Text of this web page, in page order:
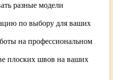
разные модели
по выбору для ваших
на профессиональном
плоских швов на ваших